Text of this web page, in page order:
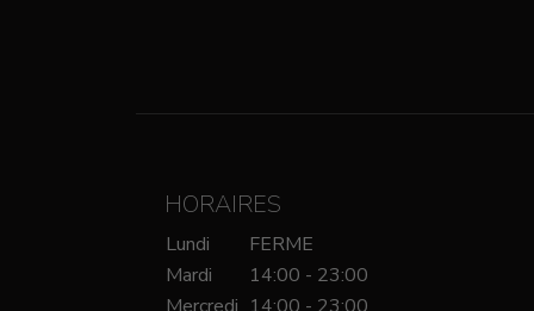
HORAIRES
Lundi
FERME
Mardi
14:00 - 23:00